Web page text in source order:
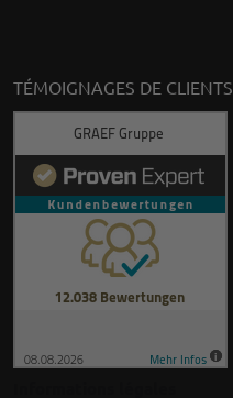
TÉMOIGNAGES DE CLIENTS